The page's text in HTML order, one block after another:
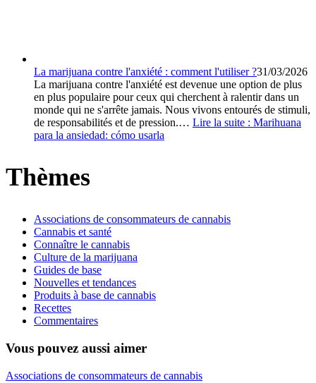
La marijuana contre l'anxiété : comment l'utiliser ?31/03/2026
La marijuana contre l'anxiété est devenue une option de plus
en plus populaire pour ceux qui cherchent à ralentir dans un
monde qui ne s'arrête jamais. Nous vivons entourés de stimuli,
de responsabilités et de pression.… Lire la suite : Marihuana
para la ansiedad: cómo usarla
Thèmes
Associations de consommateurs de cannabis
Cannabis et santé
Connaître le cannabis
Culture de la marijuana
Guides de base
Nouvelles et tendances
Produits à base de cannabis
Recettes
Commentaires
Vous pouvez aussi aimer
Associations de consommateurs de cannabis